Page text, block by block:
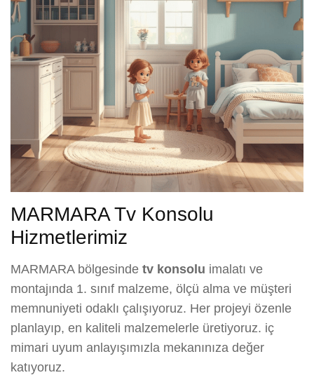
MARMARA Tv Konsolu
Hizmetlerimiz
MARMARA bölgesinde tv konsolu imalatı ve
montajında 1. sınıf malzeme, ölçü alma ve müşteri
memnuniyeti odaklı çalışıyoruz. Her projeyi özenle
planlayıp, en kaliteli malzemelerle üretiyoruz. iç
mimari uyum anlayışımızla mekanınıza değer
katıyoruz.